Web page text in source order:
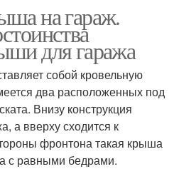
Крыша для гаража
на гараж.
для гаража
собой кровельную
два расположенных под
Внизу конструкция
а вверху сходится к
фронтона такая крыша
с равными бедрами.